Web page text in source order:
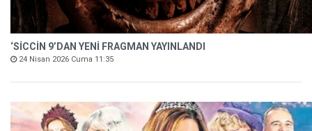
‘SİCCİN 9’DAN YENİ FRAGMAN YAYINLANDI
24 Nisan 2026 Cuma 11:35